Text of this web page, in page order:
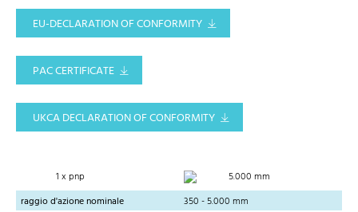
EU-DECLARATION OF CONFORMITY
PAC CERTIFICATE
UKCA DECLARATION OF CONFORMITY
1 x pnp
5.000 mm
raggio d'azione nominale
350 - 5.000 mm